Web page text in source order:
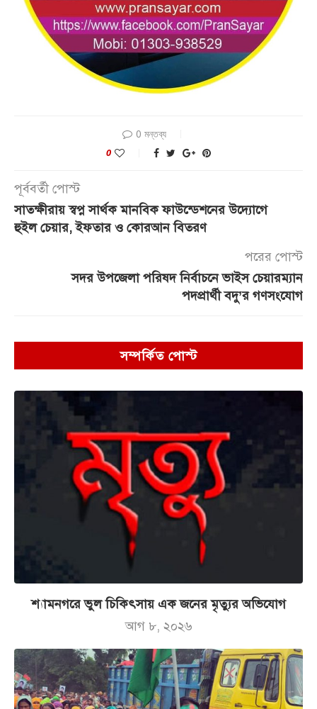
0 মন্তব্য
0
পূর্ববর্তী পোস্ট
সাতক্ষীরায় স্বপ্ন সার্থক মানবিক ফাউন্ডেশনের উদ্যোগে
হুইল চেয়ার, ইফতার ও কোরআন বিতরণ
পরের পোস্ট
সদর উপজেলা পরিষদ নির্বাচনে ভাইস চেয়ারম্যান
পদপ্রার্থী বদু’র গণসংযোগ
সম্পর্কিত পোস্ট
শ্যামনগরে ভুল চিকিৎসায় এক জনের মৃত্যুর অভিযোগ
আগ ৮, ২০২৬